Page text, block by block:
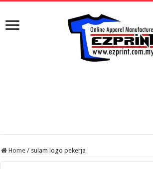
Home / sulam logo pekerja